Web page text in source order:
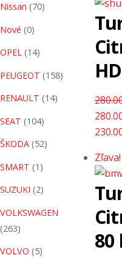
Zľava!
80
Nissan (70)
Nové (0)
OPEL (14)
PEUGEOT (158)
RENAULT (14)
SEAT (104)
ŠKODA (52)
SMART (1)
SUZUKI (2)
VOLKSWAGEN
(263)
VOLVO (5)